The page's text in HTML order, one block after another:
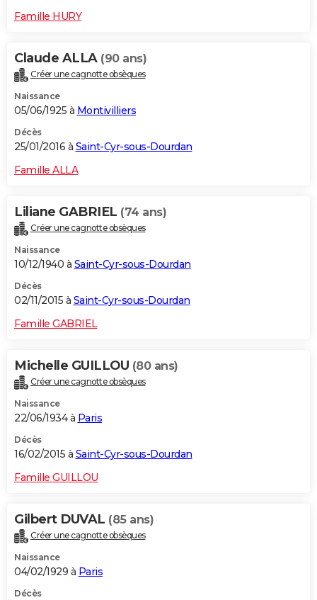
Famille HURY
Claude ALLA (90 ans)
Créer une cagnotte obsèques
Naissance
05/06/1925 à Montivilliers
Décès
25/01/2016 à Saint-Cyr-sous-Dourdan
Famille ALLA
Liliane GABRIEL (74 ans)
Créer une cagnotte obsèques
Naissance
10/12/1940 à Saint-Cyr-sous-Dourdan
Décès
02/11/2015 à Saint-Cyr-sous-Dourdan
Famille GABRIEL
Michelle GUILLOU (80 ans)
Créer une cagnotte obsèques
Naissance
22/06/1934 à Paris
Décès
16/02/2015 à Saint-Cyr-sous-Dourdan
Famille GUILLOU
Gilbert DUVAL (85 ans)
Créer une cagnotte obsèques
Naissance
04/02/1929 à Paris
Décès